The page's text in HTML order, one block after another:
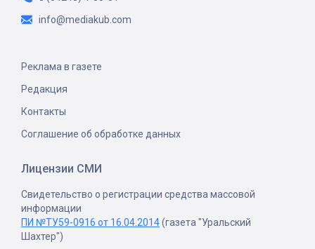
info@mediakub.com
Реклама в газете
Редакция
Контакты
Соглашение об обработке данных
Лицензии СМИ
Свидетельство о регистрации средства массовой
информации
ПИ №ТУ59-0916 от 16.04.2014(газета "Уральский
Шахтер")